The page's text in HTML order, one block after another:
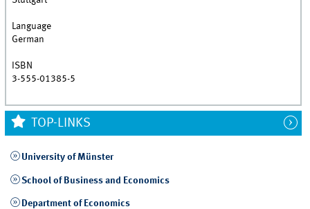
Language
German
ISBN
3-555-01385-5
TOP-LINKS
University of Münster
School of Business and Economics
Department of Economics